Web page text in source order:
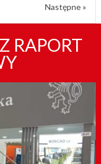
Następne »
RAPORT